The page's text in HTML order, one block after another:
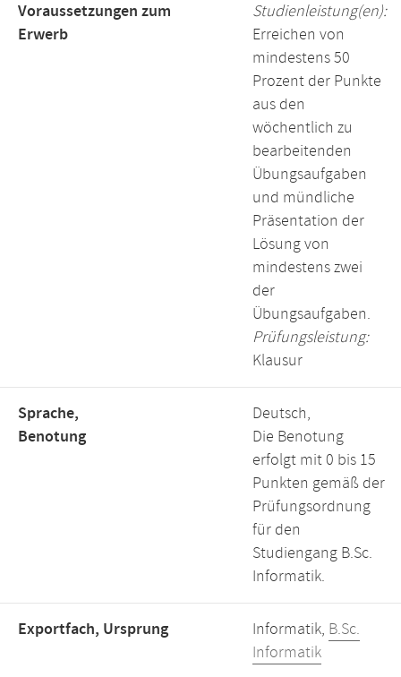
Voraussetzungen zum
Erwerb
Studienleistung(en):
Erreichen von
mindestens 50
Prozent der Punkte
aus den
wöchentlich zu
bearbeitenden
Übungsaufgaben
und mündliche
Präsentation der
Lösung von
mindestens zwei
der
Übungsaufgaben.
Prüfungsleistung:
Klausur
Sprache,
Benotung
Deutsch,
Die Benotung
erfolgt mit 0 bis 15
Punkten gemäß der
Prüfungsordnung
für den
Studiengang B.Sc.
Informatik.
Exportfach, Ursprung Informatik, B.Sc.
Informatik